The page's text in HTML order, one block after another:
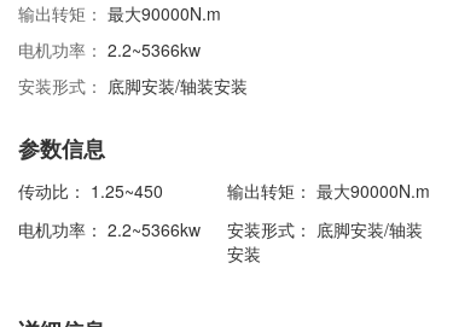
输出转矩： 最大90000N.m
电机功率： 2.2~5366kw
安装形式： 底脚安装/轴装安装
参数信息
传动比： 1.25~450 输出转矩： 最大90000N.m
电机功率： 2.2~5366kw 安装形式： 底脚安装/轴装
安装